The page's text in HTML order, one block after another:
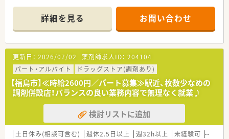
■1日あたりの処方箋応需枚数は平均70枚となっており、薬剤師
2名と事務員2名の体制でスピーディーかつ丁寧に対応していま
す。
■外科や内視鏡内科といった専門性の高い科目をメインに受け
ているため、働きながら高度な臨床知識を習得することが可能で
す。
【法人特徴について】
■福島県内を中心に17店舗の調剤薬局を展開しており、クリニ
ック門前での経営を軸に地域密着型のサービスを提供していま
す。
■ドクターの誘致や新規開局を積極的に進めている成長企業で
あり、安定した経営基盤のもとで腰を据えて長く勤務いただけま
す。
詳細を見る お問い合わせ
更新日： 2026/07/02 薬剤師求人ID： 204104
パート・アルバイト
ドラッグストア(調剤あり)
【福島市】≪時給2600円／パート募集≫駅近、枚数少なめの
調剤併設店！バランスの良い業務内容で無理なく就業♪
検討リストに追加
土日休み(相談可含む) 週休2.5日以上 週32h以上 未経験可 ブラン